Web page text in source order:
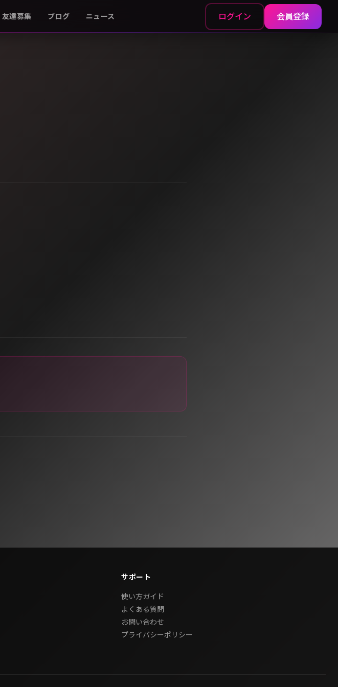
友達募集 ブログ ニュース ログイン 会員登録
サポート
使い方ガイド
よくある質問
お問い合わせ
プライバシーポリシー